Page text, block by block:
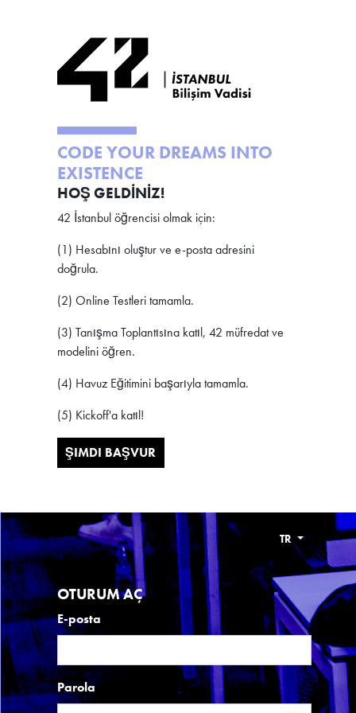
CODE YOUR DREAMS INTO
EXISTENCE
HOŞ GELDİNİZ!
42 İstanbul öğrencisi olmak için:
(1) Hesabını oluştur ve e-posta adresini
doğrula.
(2) Online Testleri tamamla.
(3) Tanışma Toplantısına katıl, 42 müfredat ve
modelini öğren.
(4) Havuz Eğitimini başarıyla tamamla.
(5) Kickoff'a katıl!
ŞIMDI BAŞVUR
TR
OTURUM AÇ
E-posta
Parola